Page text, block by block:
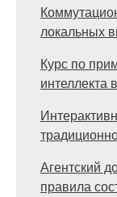
локальных
Курс по
интеллекта
Агентский
правила